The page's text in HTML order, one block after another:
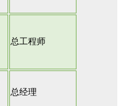
总工程师
总经理